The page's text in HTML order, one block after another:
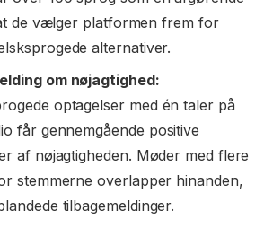
de vælger platformen frem for
alternativer.
om nøjagtighed:
optagelser med én taler på
får gennemgående positive
af nøjagtigheden. Møder med flere
stemmerne overlapper hinanden,
tilbagemeldinger.